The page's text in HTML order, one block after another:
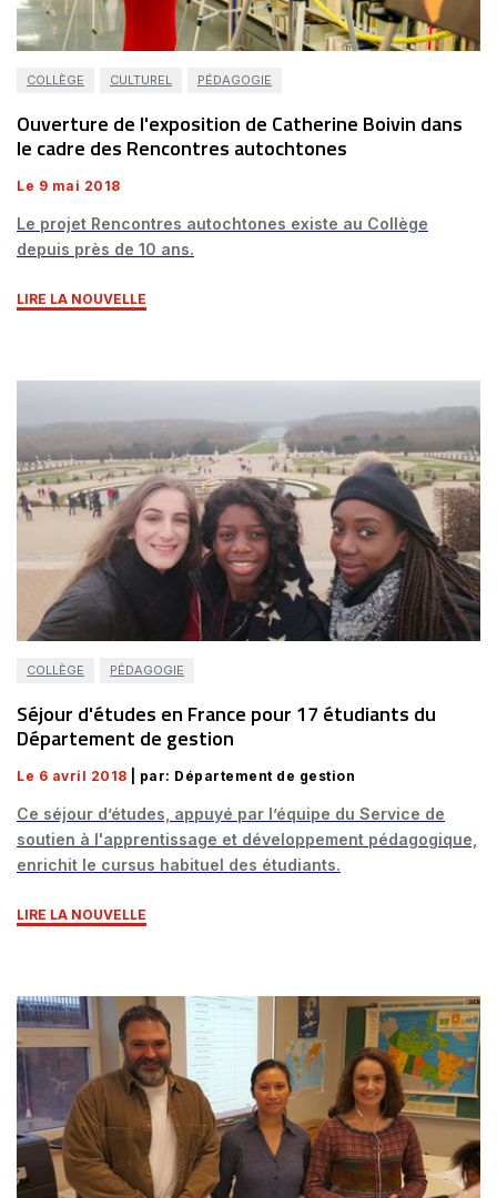
COLLÈGE CULTUREL PÉDAGOGIE
Ouverture de l'exposition de Catherine Boivin dans
le cadre des Rencontres autochtones
Le 9 mai 2018
Le projet Rencontres autochtones existe au Collège
depuis près de 10 ans.
LIRE LA NOUVELLE
COLLÈGE PÉDAGOGIE
Séjour d'études en France pour 17 étudiants du
Département de gestion
Le 6 avril 2018 | par: Département de gestion
Ce séjour d’études, appuyé par l’équipe du Service de
soutien à l'apprentissage et développement pédagogique,
enrichit le cursus habituel des étudiants.
LIRE LA NOUVELLE